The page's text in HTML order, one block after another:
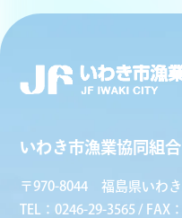
いわき市漁業協同組
〒970-8044 福島県いわ
TEL：0246-29-3565 / FAX